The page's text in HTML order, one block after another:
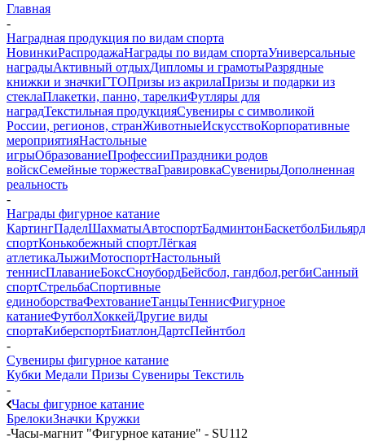
Главная
-
Наградная продукция по видам спорта
НовинкиРаспродажаНаграды по видам спортаУниверсальные
наградыАктивный отдыхДипломы и грамотыРазрядные
книжки и значкиГТОПризы из акрилаПризы и подарки из
стеклаПлакетки, панно, тарелкиФутляры для
наградТекстильная продукцияСувениры с символикой
России, регионов, странЖивотныеИскусствоКорпоративные
мероприятияНастольные
игрыОбразованиеПрофессииПраздники родов
войскСемейные торжестваГравировкаСувенирыДополненная
реальность
-
Награды фигурное катание
КартингПаделШахматыАвтоспортБадминтонБаскетболБильярд
спортКонькобежный спортЛёгкая
атлетикаЛыжиМотоспортНастольный
теннисПлаваниеБоксСноубордБейсбол, гандбол,регбиСанный
спортСтрельбаСпортивные
единоборстваФехтованиеТанцыТеннисФигурное
катаниеФутболХоккейДругие виды
спортаКиберспортБиатлонДартсПейнтбол
-
Сувениры фигурное катание
Кубки Медали Призы Сувениры Текстиль
-
Часы фигурное катание
БрелокиЗначки Кружки
-Часы-магнит "Фигурное катание" - SU112